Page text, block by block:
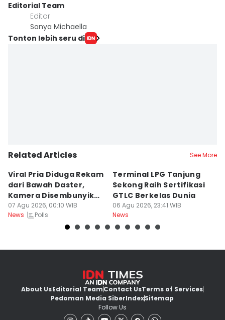
Editorial Team
Editor
Sonya Michaella
Tonton lebih seru di
Related Articles See More
Viral Pria Diduga Rekam
dari Bawah Daster,
Kamera Disembunyikan
di Sandal
07 Agu 2026, 00:10 WIB
News
Polls
Terminal LPG Tanjung
Sekong Raih Sertifikasi
GTLC Berkelas Dunia
06 Agu 2026, 23:41 WIB
News
About UsEditorial TeamContact UsTerms of Services
Pedoman Media SiberIndexSitemap
Follow Us